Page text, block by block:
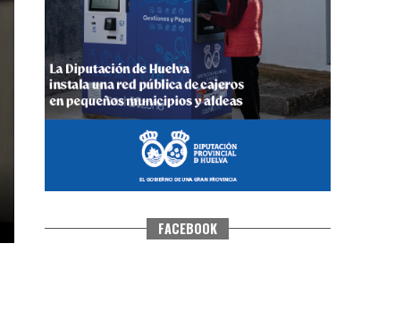
QUINTA CORRIDA DE LAS FIESTAS
COLOMBINAS 2026
hace 5 días· Huelvatv
FACEBOOK